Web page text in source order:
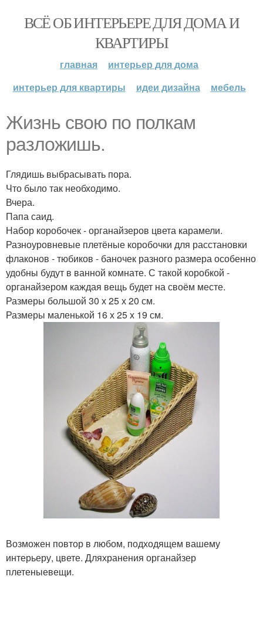
ВСЁ ОБ ИНТЕРЬЕРЕ ДЛЯ ДОМА И
КВАРТИРЫ
главная
интерьер для дома
интерьер для квартиры
идеи дизайна мебель
Жизнь свою по полкам
разложишь.
Глядишь выбрасывать пора.
Что было так необходимо.
Вчера.
Папа саид.
Набор коробочек - органайзеров цвета карамели.
Разноуровневые плетёные коробочки для расстановки
флаконов - тюбиков - баночек разного размера особенно
удобны будут в ванной комнате. С такой коробкой -
органайзером каждая вещь будет на своём месте.
Размеры большой 30 х 25 х 20 см.
Размеры маленькой 16 х 25 х 19 см.
Возможен повтор в любом, подходящем вашему
интерьеру, цвете. Дляхранения органайзер
плетеныевещи.